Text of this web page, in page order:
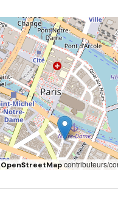
OpenStreetMapcontributeurs/